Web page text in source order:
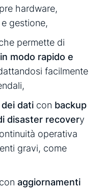
hardware,
gestione,
permette di
modo rapido e
facilmente
dati con backup
disaster recovery
operativa
gravi, come
aggiornamenti